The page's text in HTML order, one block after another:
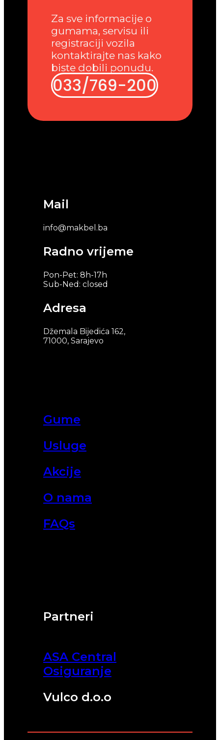
Partneri
ASA Central
Osiguranje
Vulco d.o.o
Gume
Usluge
Akcije
O nama
FAQs
Mail
info@makbel.ba
Radno vrijeme
Pon-Pet: 8h-17h
Sub-Ned: closed
Adresa
Džemala Bijedića 162,
71000, Sarajevo
Za sve informacije o
gumama, servisu ili
registraciji vozila
kontaktirajte nas kako
biste dobili ponudu.
033/769-200